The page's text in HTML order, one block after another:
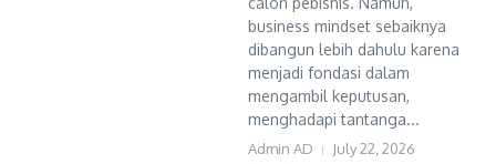
business mindset sebaiknya
dibangun lebih dahulu karena
menjadi fondasi dalam
mengambil keputusan,
menghadapi tantanga...
Admin AD July 22, 2026